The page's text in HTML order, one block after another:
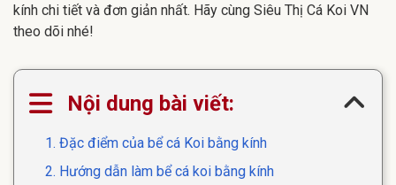
kính chi tiết và đơn giản nhất. Hãy cùng Siêu Thị Cá Koi VN
theo dõi nhé!
Nội dung bài viết:
1. Đặc điểm của bể cá Koi bằng kính
2. Hướng dẫn làm bể cá koi bằng kính